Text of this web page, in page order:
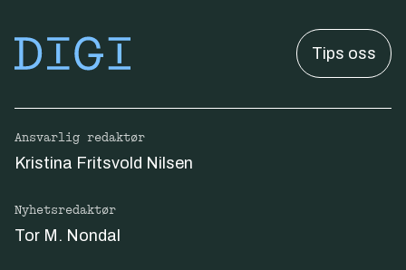
Tips oss
Ansvarlig redaktør
Kristina Fritsvold Nilsen
Nyhetsredaktør
Tor M. Nondal